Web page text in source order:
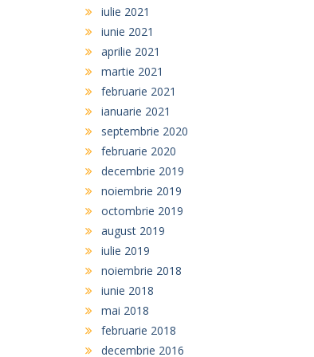
iulie 2021
iunie 2021
aprilie 2021
martie 2021
februarie 2021
ianuarie 2021
septembrie 2020
februarie 2020
decembrie 2019
noiembrie 2019
octombrie 2019
august 2019
iulie 2019
noiembrie 2018
iunie 2018
mai 2018
februarie 2018
decembrie 2016